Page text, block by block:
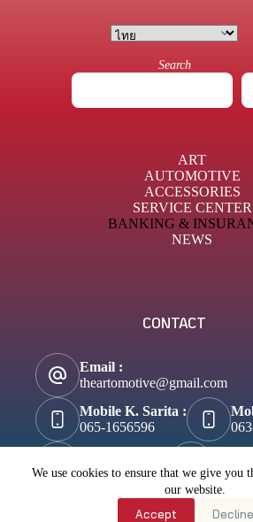
We use cookies to ensure that we give you
our website.
Accept Decline
Search
ART
AUTOMOTIVE
ACCESSORIES
SERVICE CENTER
BANKING &
NEWS
CONTACT
Email :
theartomotive@gmail.com
Mobile K. Sarita :
065-1656596
@theartomotive
About Lifestyle :
Wannateller.com